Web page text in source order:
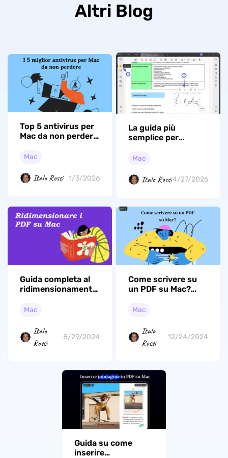
Altri Blog
Top 5 antivirus per
Mac da non perdere
Mac
Italo Rossi 1/3/2026
La guida più
semplice per
firma da un PDF su
Tahoe)
Mac
Italo Rossi4/27/2026
Guida completa al
ridimensionamento
Mac
Italo
Rossi
8/29/2024
Come scrivere su
un PDF su Mac?
Mac
Italo
Rossi
12/24/2024
Guida su come
inserire